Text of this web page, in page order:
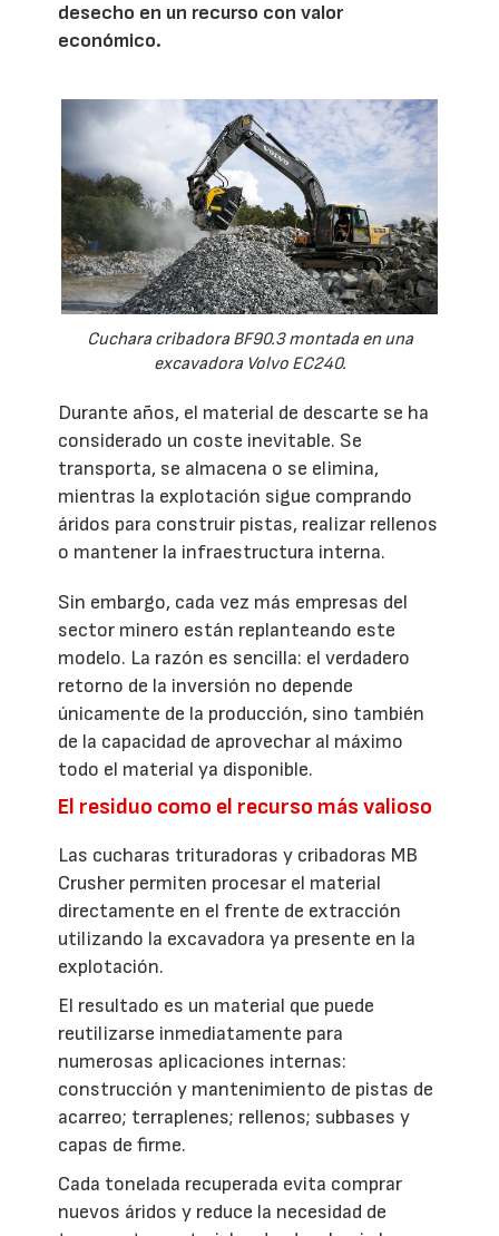
desecho en un recurso con valor
económico.
Cuchara cribadora BF90.3 montada en una
excavadora Volvo EC240.
Durante años, el material de descarte se ha
considerado un coste inevitable. Se
transporta, se almacena o se elimina,
mientras la explotación sigue comprando
áridos para construir pistas, realizar rellenos
o mantener la infraestructura interna.
Sin embargo, cada vez más empresas del
sector minero están replanteando este
modelo. La razón es sencilla: el verdadero
retorno de la inversión no depende
únicamente de la producción, sino también
de la capacidad de aprovechar al máximo
todo el material ya disponible.
El residuo como el recurso más valioso
Las cucharas trituradoras y cribadoras MB
Crusher permiten procesar el material
directamente en el frente de extracción
utilizando la excavadora ya presente en la
explotación.
El resultado es un material que puede
reutilizarse inmediatamente para
numerosas aplicaciones internas:
construcción y mantenimiento de pistas de
acarreo; terraplenes; rellenos; subbases y
capas de firme.
Cada tonelada recuperada evita comprar
nuevos áridos y reduce la necesidad de